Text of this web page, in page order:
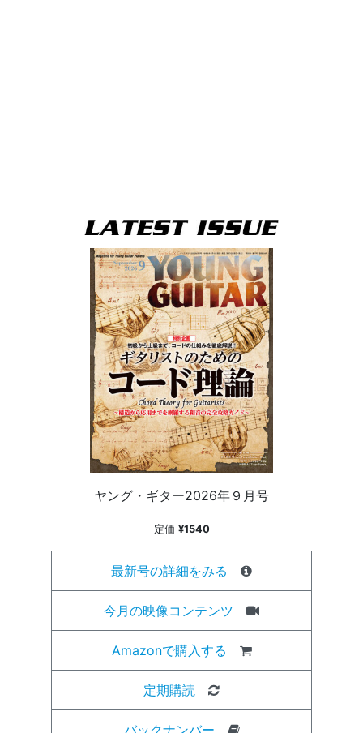
ヤング・ギター2026年９月号
定価 ¥1540
最新号の詳細をみる
今月の映像コンテンツ
Amazonで購入する
定期購読